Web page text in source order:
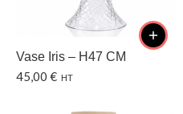
Vase Iris – H47 CM
45,00 € HT